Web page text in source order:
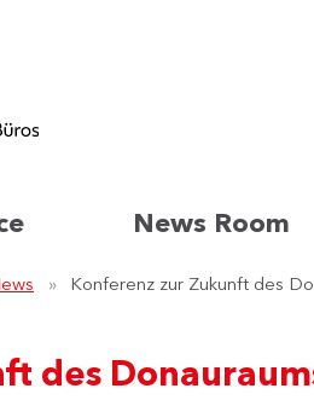
News Room
Konferenz zur Zukunft des
des